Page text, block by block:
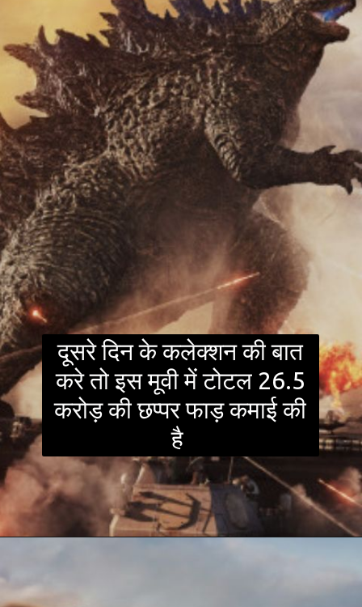
दूसरे दिन के कलेक्शन की बात
करे तो इस मूवी में टोटल 26.5
करोड़ की छप्पर फाड़ कमाई की
है